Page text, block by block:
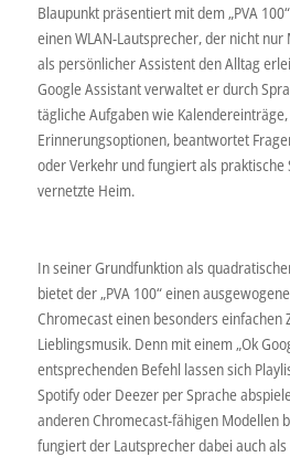
Blaupunkt präsentiert mit dem „PVA
einen WLAN-Lautsprecher, der nicht
als persönlicher Assistent den Alltag
Google Assistant verwaltet er durch
tägliche Aufgaben wie
Erinnerungsoptionen, beantwortet
oder Verkehr und fungiert als praktische
vernetzte Heim.
In seiner Grundfunktion als
bietet der „PVA 100“ einen
Chromecast einen besonders einfachen
Lieblingsmusik. Denn mit einem „Ok
entsprechenden Befehl lassen sich
Spotify oder Deezer per Sprache
anderen Chromecast-fähigen Modellen
fungiert der Lautsprecher dabei auch